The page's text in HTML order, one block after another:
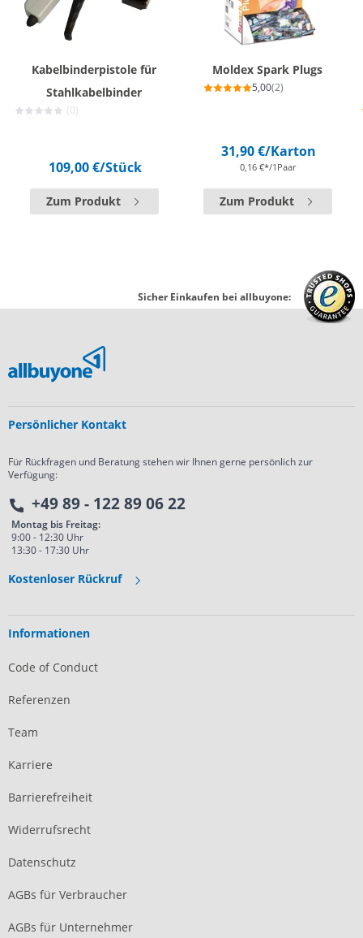
Kabelbinderpistole für
Stahlkabelbinder
(0)
109,00 €/Stück
Zum Produkt
Moldex Spark Plugs
5,00(2)
31,90 €/Karton
0,16 €*/1Paar
Zum Produkt
Sicher Einkaufen bei allbuyone:
Persönlicher Kontakt
Für Rückfragen und Beratung stehen wir Ihnen gerne persönlich zur
Verfügung:
+49 89 - 122 89 06 22
Montag bis Freitag:
9:00 - 12:30 Uhr
13:30 - 17:30 Uhr
Kostenloser Rückruf
Informationen
Code of Conduct
Referenzen
Team
Karriere
Barrierefreiheit
Widerrufsrecht
Datenschutz
AGBs für Verbraucher
AGBs für Unternehmer